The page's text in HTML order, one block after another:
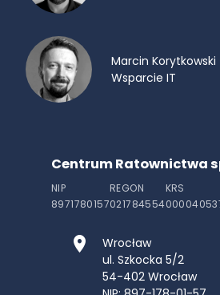
Marcin Korytkowski
Wsparcie IT
Centrum Ratownictwa
NIP
8971780157
REGON
021784554
KRS
Wrocław
ul. Szkocka 5/2
54-402 Wrocław